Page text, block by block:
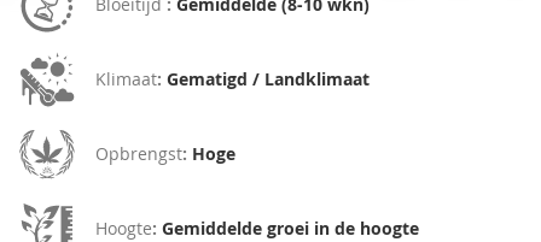
Bloeitijd : Gemiddelde (8-10 wkn)
Klimaat: Gematigd / Landklimaat
Opbrengst: Hoge
Hoogte: Gemiddelde groei in de hoogte